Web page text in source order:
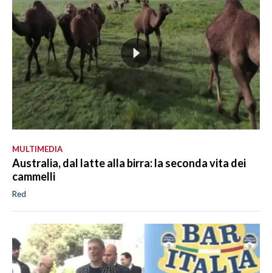
MULTIMEDIA
Australia, dal latte alla birra: la seconda vita dei
cammelli
Red